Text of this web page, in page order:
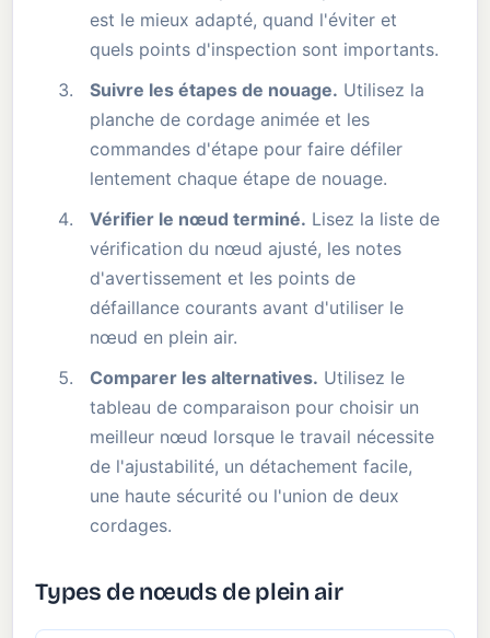
est le mieux adapté, quand l'éviter et
quels points d'inspection sont importants.
Suivre les étapes de nouage. Utilisez la
planche de cordage animée et les
commandes d'étape pour faire défiler
lentement chaque étape de nouage.
Vérifier le nœud terminé. Lisez la liste de
vérification du nœud ajusté, les notes
d'avertissement et les points de
défaillance courants avant d'utiliser le
nœud en plein air.
Comparer les alternatives. Utilisez le
tableau de comparaison pour choisir un
meilleur nœud lorsque le travail nécessite
de l'ajustabilité, un détachement facile,
une haute sécurité ou l'union de deux
cordages.
Types de nœuds de plein air